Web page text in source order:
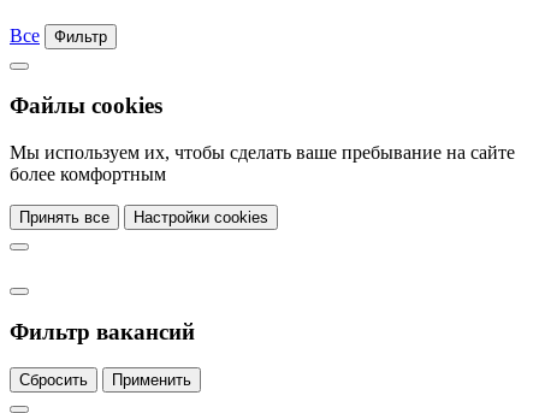
Все Фильтр
Файлы cookies
Мы используем их, чтобы сделать ваше пребывание на сайте
более комфортным
Принять все Настройки cookies
Фильтр вакансий
Сбросить Применить